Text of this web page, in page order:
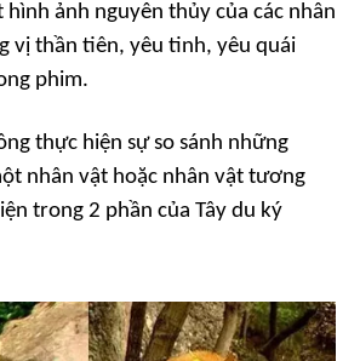
hình ảnh nguyên thủy của các nhân
vị thần tiên, yêu tinh, yêu quái
phim.
thực hiện sự so sánh những
nhân vật hoặc nhân vật tương
trong 2 phần của Tây du ký